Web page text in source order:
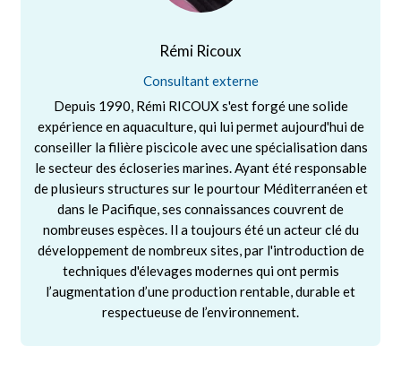
Rémi Ricoux
Consultant externe
Depuis 1990, Rémi RICOUX s'est forgé une solide
expérience en aquaculture, qui lui permet aujourd'hui de
conseiller la filière piscicole avec une spécialisation dans
le secteur des écloseries marines. Ayant été responsable
de plusieurs structures sur le pourtour Méditerranéen et
dans le Pacifique, ses connaissances couvrent de
nombreuses espèces. Il a toujours été un acteur clé du
développement de nombreux sites, par l'introduction de
techniques d'élevages modernes qui ont permis
l’augmentation d’une production rentable, durable et
respectueuse de l’environnement.